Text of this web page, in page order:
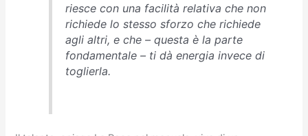
riesce con una facilità relativa che non
richiede lo stesso sforzo che richiede
agli altri, e che – questa è la parte
fondamentale – ti dà energia invece di
toglierla.